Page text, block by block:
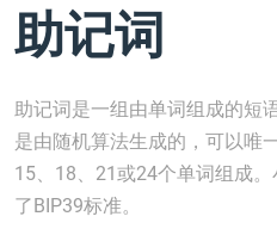
助记词
助记词是一组由单词组成的短
是由随机算法生成的，可以唯
15、18、21或24个单词组成
了BIP39标准。